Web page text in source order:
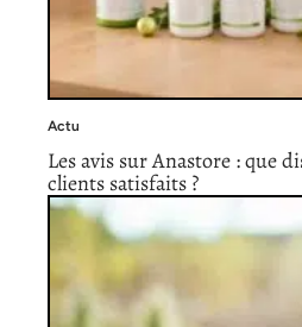
Actu
Les avis sur Anastore : que
clients satisfaits ?